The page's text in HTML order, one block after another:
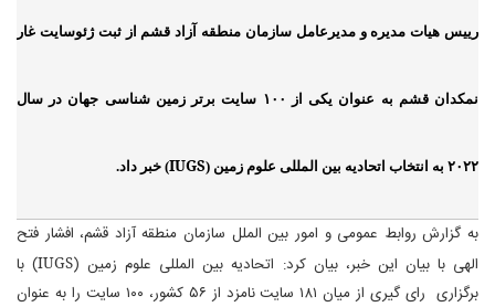
رییس هیات مدیره و مدیرعامل سازمان منطقه آزاد قشم از ثبت ژئوسایت غار
نمکدان قشم به عنوان یکی از ۱۰۰ سایت برتر زمین شناسی جهان در سال
۲۰۲۲ به انتخاب اتحادیه بین المللی علوم زمین ( IUGS) خبر داد.
به گزارش روابط عمومی و امور بین الملل سازمان منطقه آزاد قشم، افشار فتح
الهی با بیان این خبر، بیان کرد: اتحادیه بین المللی علوم زمین (IUGS) با
برگزاری رای گیری از میان ۱۸۱ سایت نامزد از ۵۶ کشور، ۱۰۰ سایت را به عنوان